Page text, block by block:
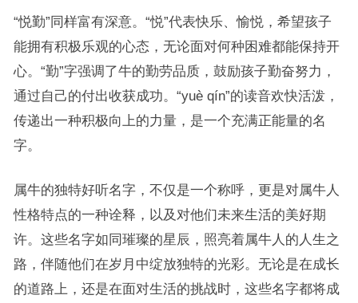
“悦勤”同样富有深意。“悦”代表快乐、愉悦，希望孩子
能拥有积极乐观的心态，无论面对何种困难都能保持开
心。“勤”字强调了牛的勤劳品质，鼓励孩子勤奋努力，
通过自己的付出收获成功。“yuè qín”的读音欢快活泼，
传递出一种积极向上的力量，是一个充满正能量的名
字。
属牛的独特好听名字，不仅是一个称呼，更是对属牛人
性格特点的一种诠释，以及对他们未来生活的美好期
许。这些名字如同璀璨的星辰，照亮着属牛人的人生之
路，伴随他们在岁月中绽放独特的光彩。无论是在成长
的道路上，还是在面对生活的挑战时，这些名字都将成